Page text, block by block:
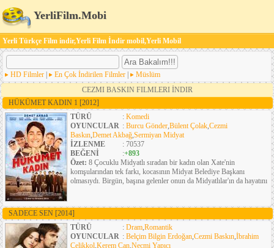
YerliFilm.Mobi
Yerli Türkçe Film indir,Yerli Film İndir mobil,Yerli Mobil
HD Filmler En Çok İndirilen Filmler
Müslüm
CEZMI BASKIN FILMLERI İNDIR
HÜKÜMET KADIN 1 [2012]
TÜRÜ
: Komedi
OYUNCULAR : Burcu Gönder,Bülent Çolak,Cezmi
Baskın,Demet Akbağ,Sermiyan Midyat
İZLENME
: 70537
BEĞENİ
:+893
Özet: 8 Çocuklu Midyatlı sıradan bir kadın olan Xate'nin
komşularından tek farkı, kocasının Midyat Belediye Başkanı
olmasıydı. Birgün, başına gelenler onun da Midyatlılar'ın da hayatını
SADECE SEN [2014]
TÜRÜ
: Dram,Romantik
OYUNCULAR : Belçim Bilgin Erdoğan,Cezmi Baskın,İbrahim
Çelikkol,Kerem Can,Necmi Yapıcı